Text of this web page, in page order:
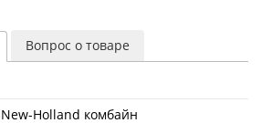
Вопрос о товаре
New-Holland комбайн